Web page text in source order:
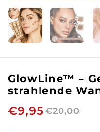
GlowLine™ –
strahlende
€9,95€20,00